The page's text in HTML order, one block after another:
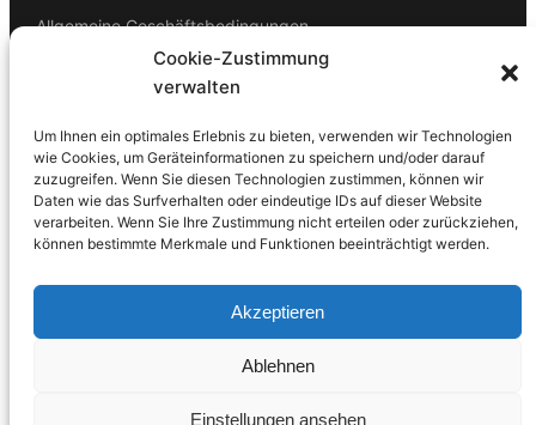
Cookie-Zustimmung
verwalten
Um Ihnen ein optimales Erlebnis zu bieten, verwenden wir Technologien
wie Cookies, um Geräteinformationen zu speichern und/oder darauf
zuzugreifen. Wenn Sie diesen Technologien zustimmen, können wir
Daten wie das Surfverhalten oder eindeutige IDs auf dieser Website
verarbeiten. Wenn Sie Ihre Zustimmung nicht erteilen oder zurückziehen,
können bestimmte Merkmale und Funktionen beeinträchtigt werden.
Akzeptieren
Ablehnen
Einstellungen ansehen
Allgemeine Geschäftsbedingungen
Rücktrittsbelehrung
ZAHLUNGSARTEN
Vorkasse Visa Mastercard Link PayPal
G-Pay